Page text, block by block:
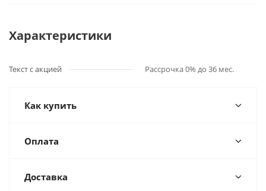
Характеристики
Текст с акцией Рассрочка 0% до 36 мес.
Как купить
Оплата
Доставка